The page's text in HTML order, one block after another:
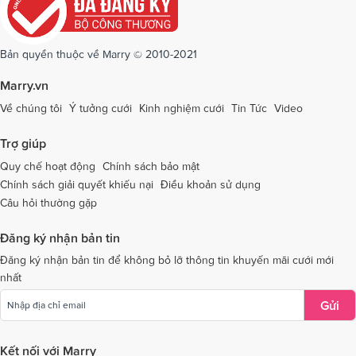
Dịch vụ cưới tại Quảng Ninh
Dịch vụ cưới tại Sóc Trăng Dịch vụ cưới tại Sơn La
Dịch vụ cưới tại Thái Bình Dịch vụ cưới tại Thanh Hóa
Dịch vụ cưới tại Thừa Thiên - Huế
Dịch vụ cưới tại An Giang Dịch vụ cưới tại Trà Vinh
Dịch vụ cưới tại Tuyên Quang
Dịch vụ cưới tại Bà Rịa - Vũng TàuDịch vụ cưới tại Bắc Giang
Dịch vụ cưới tại Bắc Kạn
Bản quyền thuộc về Marry © 2010-2021
Marry.vn
Về chúng tôi Ý tưởng cưới Kinh nghiệm cưới Tin Tức Video
Trợ giúp
Quy chế hoạt động
Chính sách bảo mật
Chính sách giải quyết khiếu nại Điều khoản sử dụng
Câu hỏi thường gặp
Đăng ký nhận bản tin
Đăng ký nhận bản tin để không bỏ lỡ thông tin khuyến mãi cưới mới
nhất
Gửi
Kết nối với Marry